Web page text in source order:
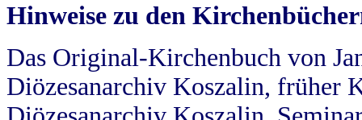
Hinweise zu den
Das Original-Kirchenbuch von
Diözesanarchiv Koszalin, früher